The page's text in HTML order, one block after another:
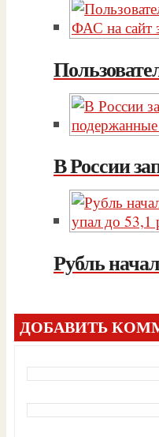
В России
Рубль
ДОБАВИТЬ